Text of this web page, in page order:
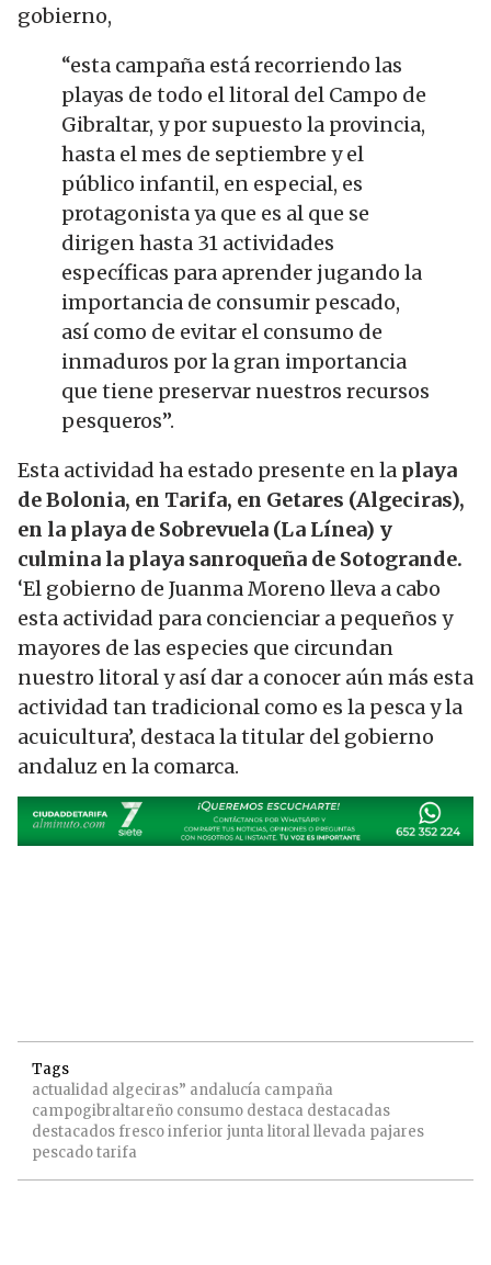
gobierno,
“esta campaña está recorriendo las
playas de todo el litoral del Campo de
Gibraltar, y por supuesto la provincia,
hasta el mes de septiembre y el
público infantil, en especial, es
protagonista ya que es al que se
dirigen hasta 31 actividades
específicas para aprender jugando la
importancia de consumir pescado,
así como de evitar el consumo de
inmaduros por la gran importancia
que tiene preservar nuestros recursos
pesqueros”.
Esta actividad ha estado presente en la playa
de Bolonia, en Tarifa, en Getares (Algeciras),
en la playa de Sobrevuela (La Línea) y
culmina la playa sanroqueña de Sotogrande.
‘El gobierno de Juanma Moreno lleva a cabo
esta actividad para concienciar a pequeños y
mayores de las especies que circundan
nuestro litoral y así dar a conocer aún más esta
actividad tan tradicional como es la pesca y la
acuicultura’, destaca la titular del gobierno
andaluz en la comarca.
Tags
actualidad algeciras” andalucía campaña
campogibraltareño consumo destaca destacadas
destacados frescoinferior junta litoralllevada pajares
pescadotarifa